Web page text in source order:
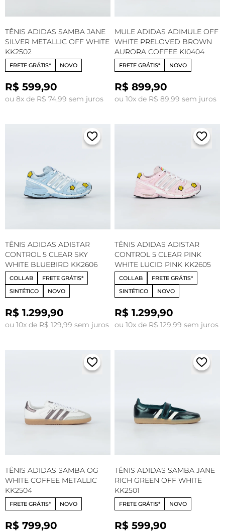
TÊNIS ADIDAS SAMBA JANE
SILVER METALLIC OFF WHITE
KK2502
FRETE GRÁTIS* NOVO
R$ 599,90
ou 8x de R$ 74,99 sem juros
MULE ADIDAS ADIMULE OFF
WHITE PRELOVED BROWN
AURORA COFFEE KI0404
FRETE GRÁTIS* NOVO
R$ 899,90
ou 10x de R$ 89,99 sem juros
TÊNIS ADIDAS ADISTAR
CONTROL 5 CLEAR SKY
WHITE BLUEBIRD KK2606
COLLAB
FRETE GRÁTIS*
SINTÉTICO
NOVO
R$ 1.299,90
ou 10x de R$ 129,99 sem juros
TÊNIS ADIDAS ADISTAR
CONTROL 5 CLEAR PINK
WHITE LUCID PINK KK2605
COLLAB
FRETE GRÁTIS*
SINTÉTICO
NOVO
R$ 1.299,90
ou 10x de R$ 129,99 sem juros
TÊNIS ADIDAS SAMBA OG
WHITE COFFEE METALLIC
KK2504
FRETE GRÁTIS* NOVO
R$ 799,90
TÊNIS ADIDAS SAMBA JANE
RICH GREEN OFF WHITE
KK2501
FRETE GRÁTIS* NOVO
R$ 599,90